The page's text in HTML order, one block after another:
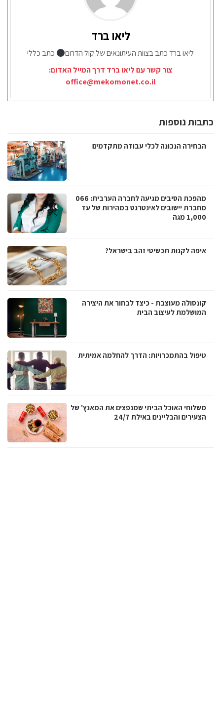
ליאו ברד
ליאו ברד כתב בצוות העיתונאים של קול הדרום
כתב כללי
צור קשר עם ליאו ברד דרך המייל האדום:
office@mekomonet.co.il
כתבות נוספות
הבחירה הנכונה לכלי עבודה מתקדמים
מהפכת הסיבים מגיעה לחברה הערבית: 066
מחברת יישובים לאינטרנט במהירות של עד
1,000 מגה
איפה לקנות תכשיטי זהב בישראל?
קונסולה מעוצבת - כיצד לבחור את היצירה
המושלמת לעיצוב הבית
טיפול בהתמכרויות: הדרך להחלמה אמיתית
משלוחי האוכל הביתי שמנפצים את המאנץ' של
הצעירים והבליינים באילת 24/7